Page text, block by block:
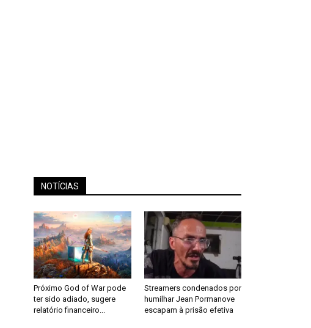
NOTÍCIAS
Próximo God of War pode
ter sido adiado, sugere
relatório financeiro...
Streamers condenados por
humilhar Jean Pormanove
escapam à prisão efetiva